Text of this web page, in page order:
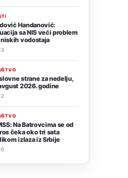
Handanović:
sa NIS veći problem
vodostaja
strane za nedelju,
2026. godine
Na Batrovcima se od
čeka oko tri sata
izlaza iz Srbije